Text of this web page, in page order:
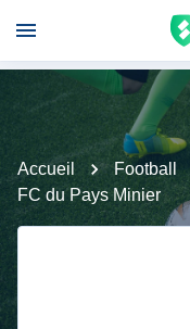
Accueil Football
FC du Pays Minier